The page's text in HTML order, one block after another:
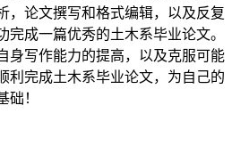
，论文撰写和格式编辑，以及反复
完成一篇优秀的土木系毕业论文。
身写作能力的提高，以及克服可能
利完成土木系毕业论文，为自己的
础！